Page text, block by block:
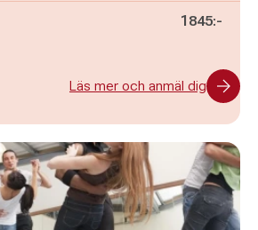
1845:-
Läs mer och anmäl dig